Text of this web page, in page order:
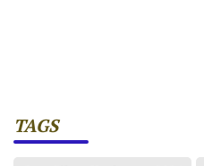
TAGS